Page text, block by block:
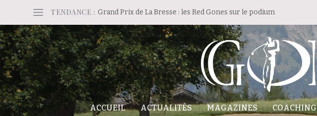
TENDANCE : Grand Prix de La Bresse : les Red Gones sur le podium
ACCUEIL ACTUALITÉS MAGAZINES COACHING